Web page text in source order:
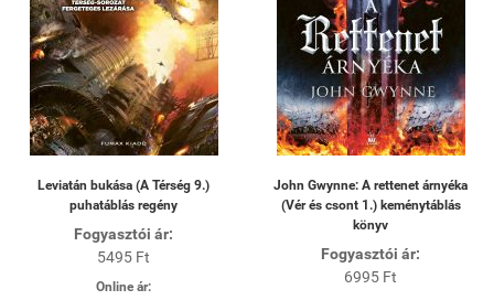
Leviatán bukása (A Térség 9.)
puhatáblás regény
Fogyasztói ár:
5495 Ft
Online ár:
John Gwynne: A rettenet árnyéka
(Vér és csont 1.) keménytáblás
könyv
Fogyasztói ár:
6995 Ft